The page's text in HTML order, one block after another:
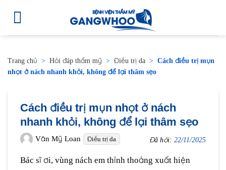
Trang chủ > Hỏi đáp thẩm mỹ > Điều trị da > Cách điều trị mụn
nhọt ở nách nhanh khỏi, không để lại thâm sẹo
Cách điều trị mụn nhọt ở nách
nhanh khỏi, không để lại thâm sẹo
Văn Mỹ Loan Điều trị da Đã hỏi: 22/11/2025
Bác sĩ ơi, vùng nách em thỉnh thoảng xuất hiện